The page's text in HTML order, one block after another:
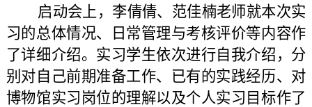
启动会上，李倩倩、范佳楠老师就本次实
习的总体情况、日常管理与考核评价等内容作
了详细介绍。实习学生依次进行自我介绍，分
别对自己前期准备工作、已有的实践经历、对
博物馆实习岗位的理解以及个人实习目标作了